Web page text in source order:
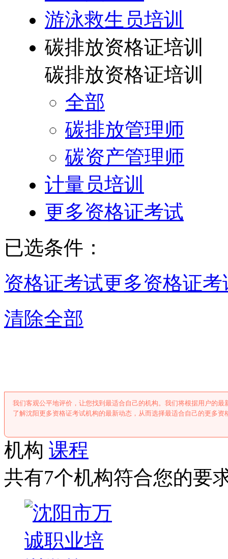
游泳救生员培训
碳排放资格证培训
碳排放资格证培训
全部
碳排放管理师
碳资产管理师
计量员培训
更多资格证考试
已选条件：
资格证考试更多资格证考
清除全部
我们客观公平地评价，让您找到最适合自己的机构。我们将根据用户的
了解沈阳更多资格证考试机构的最新动态，从而选择最适合自己的更多资
机构 课程
共有7个机构符合您的要